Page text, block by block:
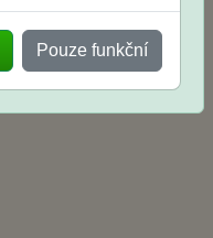
Pouze funkční